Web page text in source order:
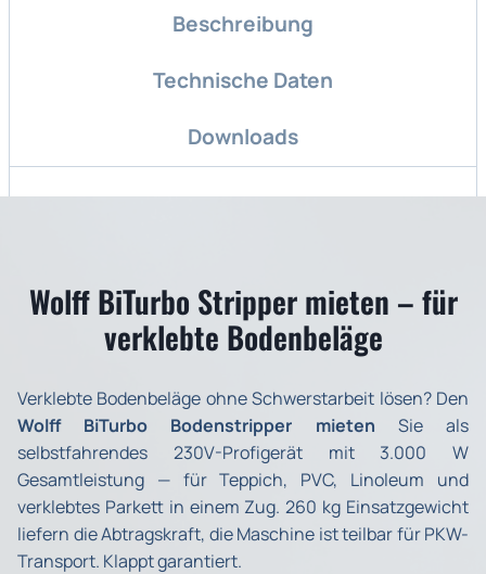
Beschreibung
Technische Daten
Downloads
Wolff BiTurbo Stripper mieten – für
verklebte Bodenbeläge
Verklebte Bodenbeläge ohne Schwerstarbeit lösen? Den
Wolff BiTurbo Bodenstripper mieten Sie als
selbstfahrendes 230V-Profigerät mit 3.000 W
Gesamtleistung — für Teppich, PVC, Linoleum und
verklebtes Parkett in einem Zug. 260 kg Einsatzgewicht
liefern die Abtragskraft, die Maschine ist teilbar für PKW-
Transport. Klappt garantiert.